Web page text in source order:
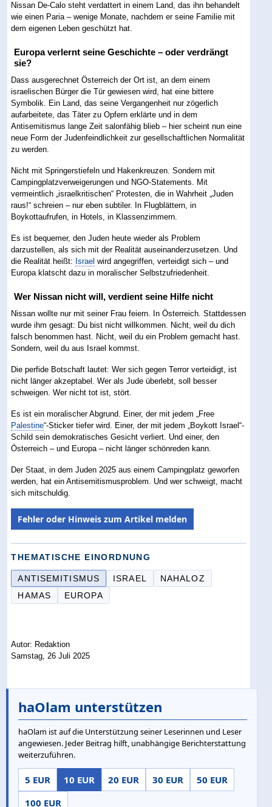
Nissan De-Calo steht verdattert in einem Land, das ihn behandelt
wie einen Paria – wenige Monate, nachdem er seine Familie mit
dem eigenen Leben geschützt hat.
Europa verlernt seine Geschichte – oder verdrängt
sie?
Dass ausgerechnet Österreich der Ort ist, an dem einem
israelischen Bürger die Tür gewiesen wird, hat eine bittere
Symbolik. Ein Land, das seine Vergangenheit nur zögerlich
aufarbeitete, das Täter zu Opfern erklärte und in dem
Antisemitismus lange Zeit salonfähig blieb – hier scheint nun eine
neue Form der Judenfeindlichkeit zur gesellschaftlichen Normalität
zu werden.
Nicht mit Springerstiefeln und Hakenkreuzen. Sondern mit
Campingplatzverweigerungen und NGO-Statements. Mit
vermeintlich „israelkritischen“ Protesten, die in Wahrheit „Juden
raus!“ schreien – nur eben subtiler. In Flugblättern, in
Boykottaufrufen, in Hotels, in Klassenzimmern.
Es ist bequemer, den Juden heute wieder als Problem
darzustellen, als sich mit der Realität auseinanderzusetzen. Und
die Realität heißt: Israel wird angegriffen, verteidigt sich – und
Europa klatscht dazu in moralischer Selbstzufriedenheit.
Wer Nissan nicht will, verdient seine Hilfe nicht
Nissan wollte nur mit seiner Frau feiern. In Österreich. Stattdessen
wurde ihm gesagt: Du bist nicht willkommen. Nicht, weil du dich
falsch benommen hast. Nicht, weil du ein Problem gemacht hast.
Sondern, weil du aus Israel kommst.
Die perfide Botschaft lautet: Wer sich gegen Terror verteidigt, ist
nicht länger akzeptabel. Wer als Jude überlebt, soll besser
schweigen. Wer nicht tot ist, stört.
Es ist ein moralischer Abgrund. Einer, der mit jedem „Free
Palestine“-Sticker tiefer wird. Einer, der mit jedem „Boykott Israel“-
Schild sein demokratisches Gesicht verliert. Und einer, den
Österreich – und Europa – nicht länger schönreden kann.
Der Staat, in dem Juden 2025 aus einem Campingplatz geworfen
werden, hat ein Antisemitismusproblem. Und wer schweigt, macht
sich mitschuldig.
Fehler oder Hinweis zum Artikel melden
THEMATISCHE EINORDNUNG
ANTISEMITISMUS ISRAEL
NAHALOZ
HAMAS
EUROPA
Autor: Redaktion
Samstag, 26 Juli 2025
haOlam unterstützen
haOlam ist auf die Unterstützung seiner Leserinnen und Leser
angewiesen. Jeder Beitrag hilft, unabhängige Berichterstattung
weiterzuführen.
5 EUR 10 EUR 20 EUR 30 EUR
50 EUR
100 EUR